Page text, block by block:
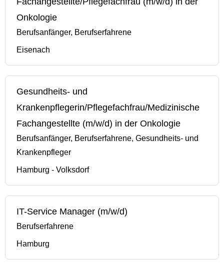
Onkologie
Berufsanfänger, Berufserfahrene
Eisenach
Gesundheits- und
Krankenpflegerin/Pflegefachfrau/Medizinische
Fachangestellte (m/w/d) in der Onkologie
Berufsanfänger, Berufserfahrene, Gesundheits- und
Krankenpfleger
Hamburg - Volksdorf
IT-Service Manager (m/w/d)
Berufserfahrene
Hamburg